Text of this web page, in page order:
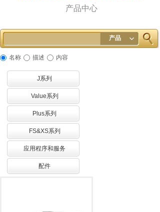
产品中心
产品
名称 描述 内容
J系列
Value系列
Plus系列
FS&XS系列
应用程序和服务
配件